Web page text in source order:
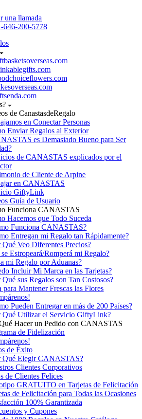
una llamada
646-200-5778
de CanastasdeRegalo
en Conectar Personas
Enviar Regalos al Exterior
es Demasiado Bueno para Ser
de CANASTAS explicados por el
de Cliente de Arpine
en CANASTAS
GiftyLink
Guía de Usuario
Funciona CANASTAS
Hacemos que Todo Suceda
Funciona CANASTAS?
Entregan mi Regalo tan Rápidamente?
Qué Veo Diferentes Precios?
Estropeará/Romperá mi Regalo?
mi Regalo por Aduanas?
Incluir Mi Marca en las Tarjetas?
Qué sus Regalos son Tan Costosos?
para Mantener Frescas las Flores
Pueden Entregar en más de 200 Países?
Qué Utilizar el Servicio GiftyLink?
Hacer un Pedido con CANASTAS
de Fidelización
de Éxito
Qué Elegir CANASTAS?
Clientes Corporativos
de Clientes Felices
GRATUITO en Tarjetas de Felicitación
de Felicitación para Todas las Ocasiones
100% Garantizada
y Cupones